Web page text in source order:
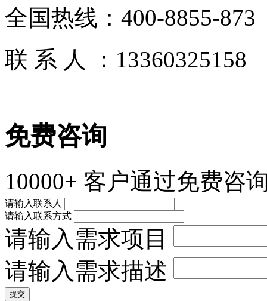
全国热线： 400-8855-873
联 系 人 ： 13360325158
免费咨询
10000+ 客户通过免费咨
请输入联系人
请输入联系方式
请输入需求项目
请输入需求描述